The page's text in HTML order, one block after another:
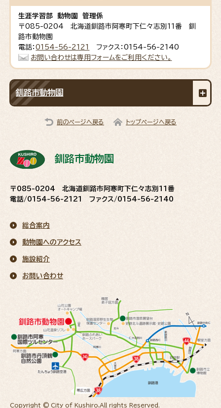
生涯学習部 動物園 管理係
〒085-0204 北海道釧路市阿寒町下仁々志別11番 釧
路市動物園
電話：0154-56-2121
ファクス：0154-56-2140
お問い合わせは専用フォームをご利用ください。
釧路市動物園
前のページへ戻る トップページへ戻る
釧路市動物園
〒085-0204 北海道釧路市阿寒町下仁々志別11番
電話/0154-56-2121 ファクス/0154-56-2140
総合案内
動物園へのアクセス
施設紹介
お問い合わせ
Copyright © City of Kushiro,All rights Reserved.